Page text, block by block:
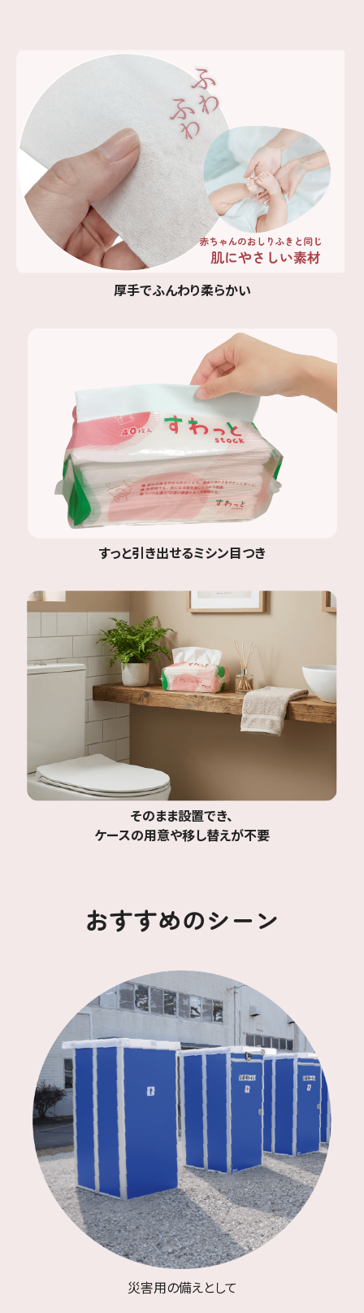
厚手でふんわり柔らかい
すっと引き出せるミシン目つき
そのまま設置でき、
ケースの用意や移し替えが不要
おすすめのシーン
災害用の備えとして